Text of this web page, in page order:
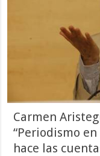
Carmen
“Periodismo
hace las